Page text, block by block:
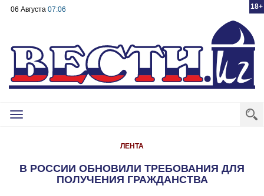
18+
06 Августа 07:06
Toggle
ЛЕНТА
В РОССИИ ОБНОВИЛИ ТРЕБОВАНИЯ ДЛЯ
ПОЛУЧЕНИЯ ГРАЖДАНСТВА